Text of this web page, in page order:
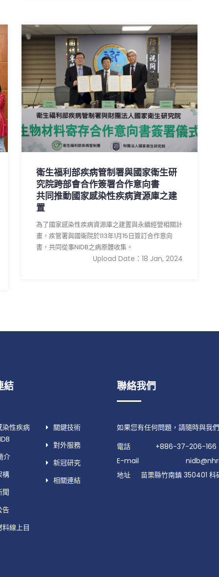
衛生福利部疾病管制署與國家衛生研
究院跨部會合作簽署合作意向書
共同推動國家感染性疾病資源庫之建
置
為了國家感染性疾病資源庫之建置與永續經營相關計
畫，疾管署與國衛院於113年1月15日簽訂合作意向
書，共同從事NIDB之病原體收集。
Upload Date：18 Jan, 2024
結
染性疾病
介
構
聞
告
料線上目
關鍵技術
對外服務
新冠研究
相關連結
聯絡我們
如果您有任何問題，請隨時與我
電話
+886-37-206-166
E-mail
地址
苗栗縣竹南鎮 350401 科